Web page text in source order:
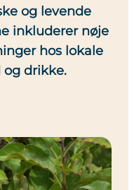
og levende
inkluderer nøje
hos lokale
og drikke.